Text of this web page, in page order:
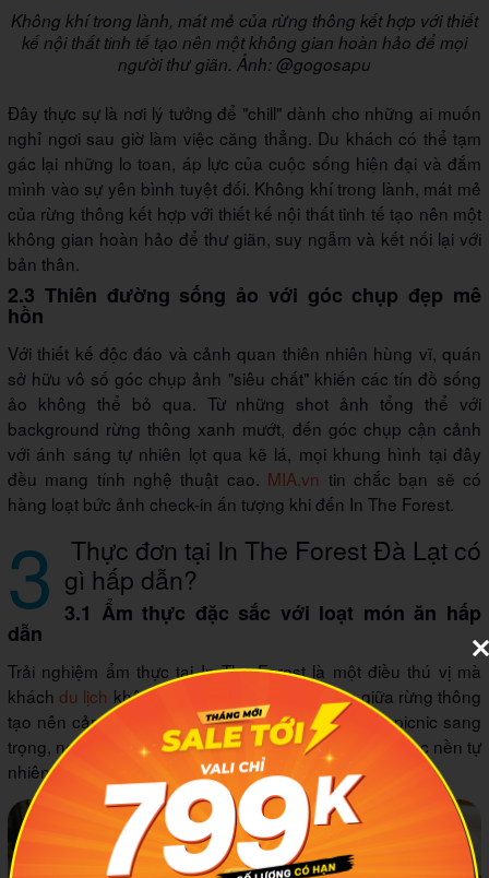
Không khí trong lành, mát mẻ của rừng thông kết hợp với thiết
kế nội thất tinh tế tạo nên một không gian hoàn hảo để mọi
người thư giãn. Ảnh: @gogosapu
Đây thực sự là nơi lý tưởng để "chill" dành cho những ai muốn
nghỉ ngơi sau giờ làm việc căng thẳng. Du khách có thể tạm
gác lại những lo toan, áp lực của cuộc sống hiện đại và đắm
mình vào sự yên bình tuyệt đối. Không khí trong lành, mát mẻ
của rừng thông kết hợp với thiết kế nội thất tinh tế tạo nên một
không gian hoàn hảo để thư giãn, suy ngẫm và kết nối lại với
bản thân.
2.3 Thiên đường sống ảo với góc chụp đẹp mê
hồn
Với thiết kế độc đáo và cảnh quan thiên nhiên hùng vĩ, quán
sở hữu vô số góc chụp ảnh "siêu chất" khiến các tín đồ sống
ảo không thể bỏ qua. Từ những shot ảnh tổng thể với
background rừng thông xanh mướt, đến góc chụp cận cảnh
với ánh sáng tự nhiên lọt qua kẽ lá, mọi khung hình tại đây
đều mang tính nghệ thuật cao. MIA.vn tin chắc bạn sẽ có
hàng loạt bức ảnh check-in ấn tượng khi đến In The Forest.
3 Thực đơn tại In The Forest Đà Lạt có
gì hấp dẫn?
3.1 Ẩm thực đặc sắc với loạt món ăn hấp
dẫn
Trải nghiệm ẩm thực tại In The Forest là một điều thú vị mà
kháchdu lịch không nên bỏ lỡ. Việc dùng bữa giữa rừng thông
tạo nên cảm giác như đang tham gia một chuyến picnic sang
trọng, nơi mà tiếng lá thông reo trong gió trở thành nhạc nền tự
nhiên cho mỗi bữa ăn.